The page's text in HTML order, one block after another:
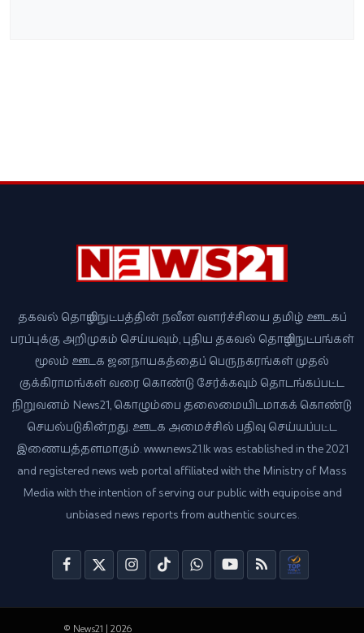
தகவல் தொழில்நுட்பத்தின் நவீன வளர்ச்சியை தமிழ் ஊடகப்
பரப்புக்கு அறிமுகம் செய்யவும், புதிய தகவல் தொழில்நுட்பங்கள்
மூலம் ஊடக ஜனநாயகத்தைப் பெருநகரங்கள் முதல்
குக்கிராமங்கள் வரை கொண்டு சேர்க்கவும் தொடங்கப்பட்ட
நிறுவனம் News21, கொழும்பை தலைமையிடமாகக் கொண்டு
செயல்படுகின்றது. ஊடக அமைச்சில் பதிவு செய்யப்பட்ட
இணையத்தளமாகும். www.news21.lk was established in the 2021
and registered news web portal affiliated with the Ministry of Mass
Media with the intention of serving our public with equipoise and
unbiased news reports from authentic sources.
© News21 | 2026